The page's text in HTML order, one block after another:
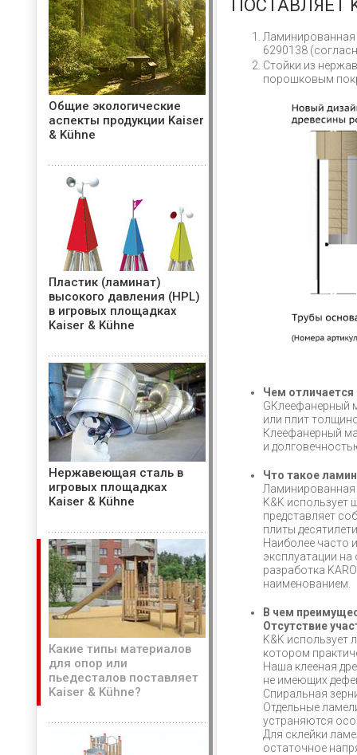
ПОСТАВЛЯЕТ
Ламинированная
6290138
Стойки из
порошковым
Чем отличается
GКлеефанерный
или плит
Клеефанерный
и
Что такое
Ламинированная
K&K использует
представляет
плиты
Наиболее часто
эксплуатации
разработка
наименованием.
В чем
Отсутствие
K&K использует
котором
Наша клееная
не имеющих
Спиральная
Отдельные
устраняются
Для склейки
остаточное
Общие экологические
аспекты продукции Kaiser
& Kühne
Пластик (ламинат)
высокого давления (HPL)
в игровых площадках
Kaiser & Kühne
Нержавеющая сталь в
игровых площадках
Kaiser & Kühne
Какие типы материалов
для опор или
пьедесталов поставляет
Kaiser & Kühne?